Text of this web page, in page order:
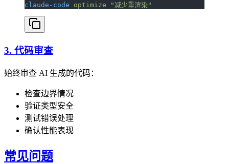
claude-code optimize "减少重渲染"
3. 代码审查
始终审查 AI 生成的代码：
检查边界情况
验证类型安全
测试错误处理
确认性能表现
常见问题